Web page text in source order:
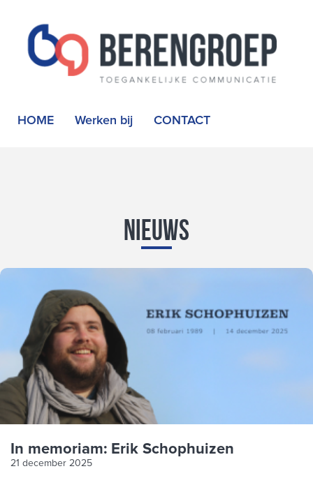
HOME Werken bij CONTACT
Nieuws
In memoriam: Erik Schophuizen
21 december 2025